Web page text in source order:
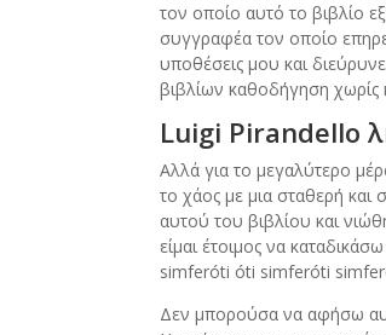
τον οποίο αυτό το βιβλίο
συγγραφέα τον οποίο
υποθέσεις μου και
βιβλίων καθοδήγηση χωρίς
Luigi Pirandello
Αλλά για το μεγαλύτερο
το χάος με μια σταθερή
αυτού του βιβλίου και
είμαι έτοιμος να
simferóti óti simferóti
Δεν μπορούσα να αφήσω